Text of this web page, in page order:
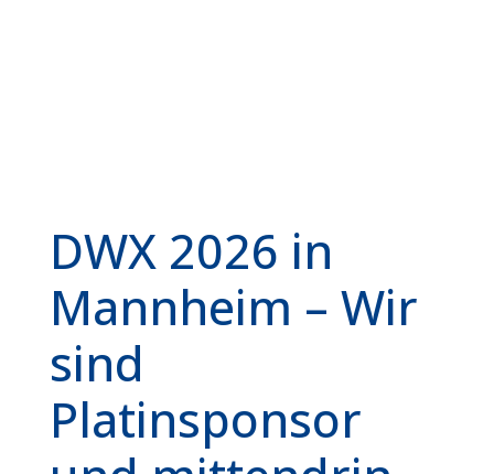
DWX 2026 in
Mannheim – Wir
sind
Platinsponsor